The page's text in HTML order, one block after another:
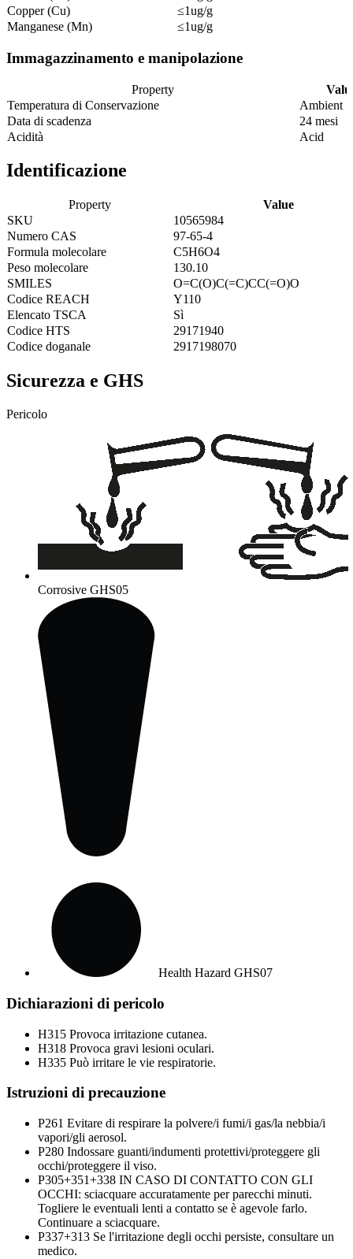
Copper (Cu)
≤1ug/g
Manganese (Mn)
≤1ug/g
Immagazzinamento e manipolazione
Property
Temperatura di Conservazione
Ambient
Data di scadenza
24 mesi
Acidità
Acid
Identificazione
Property
Value
SKU
10565984
Numero CAS
97-65-4
Formula molecolare
C5H6O4
Peso molecolare
130.10
SMILES
O=C(O)C(=C)CC(=O)O
Codice REACH
Y110
Elencato TSCA
Sì
Codice HTS
29171940
Codice doganale
2917198070
Sicurezza e GHS
Pericolo
Corrosive GHS05
Health Hazard GHS07
Dichiarazioni di pericolo
H315 Provoca irritazione cutanea.
H318 Provoca gravi lesioni oculari.
H335 Può irritare le vie respiratorie.
Istruzioni di precauzione
P261 Evitare di respirare la polvere/i fumi/i gas/la nebbia/i
vapori/gli aerosol.
P280 Indossare guanti/indumenti protettivi/proteggere gli
occhi/proteggere il viso.
P305+351+338 IN CASO DI CONTATTO CON GLI
OCCHI: sciacquare accuratamente per parecchi minuti.
Togliere le eventuali lenti a contatto se è agevole farlo.
Continuare a sciacquare.
P337+313 Se l'irritazione degli occhi persiste, consultare un
medico.